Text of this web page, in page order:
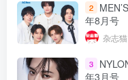
2
年8月号
杂志猫
3
年3月号